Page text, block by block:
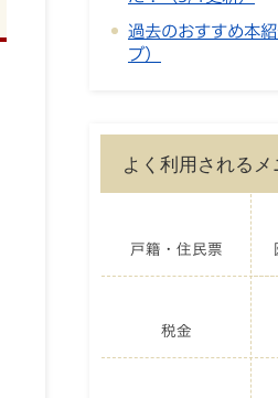
過去のおすすめ本
ブ）
よく利用されるメ
戸籍・住民票
税金